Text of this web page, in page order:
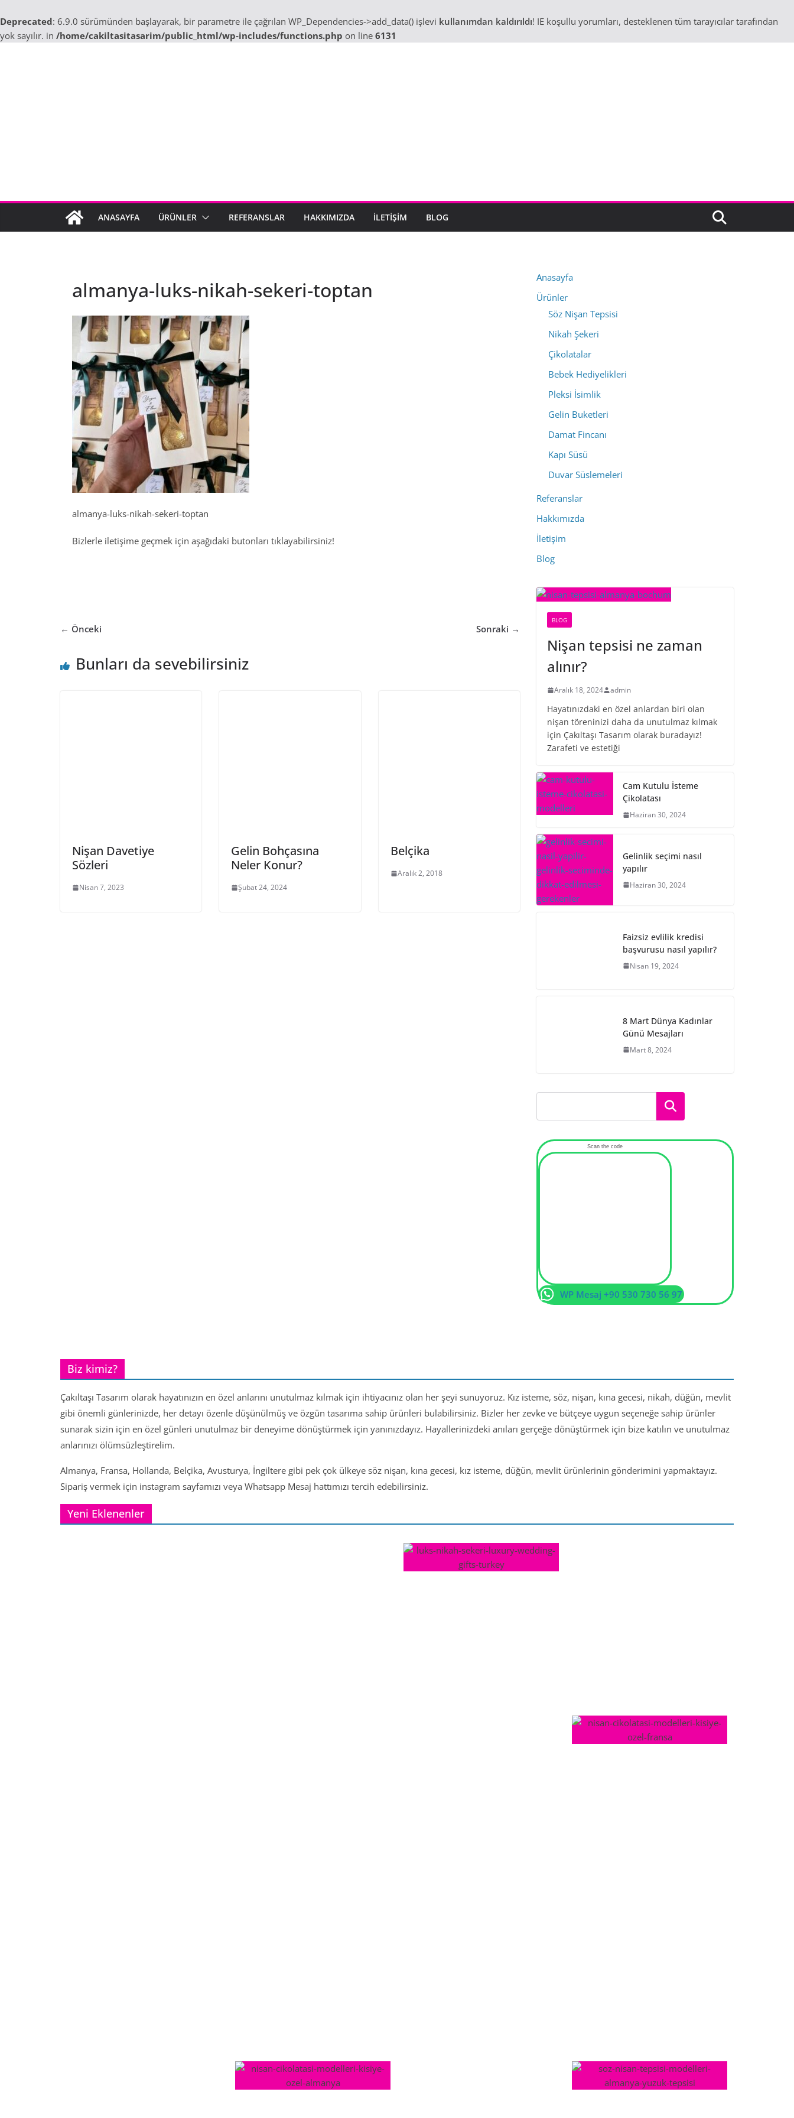
Deprecated: 6.9.0 sürümünden başlayarak, bir parametre ile çağrılan WP_Dependencies->add_data() işlevi kullanımdan kaldırıldı! IE koşullu yorumları, desteklenen tüm tarayıcılar tarafından
yok sayılır. in /home/cakiltasitasarim/public_html/wp-includes/functions.php on line 6131
ANASAYFA ÜRÜNLER REFERANSLAR HAKKIMIZDA İLETIŞIM BLOG
almanya-luks-nikah-sekeri-toptan
almanya-luks-nikah-sekeri-toptan
Bizlerle iletişime geçmek için aşağıdaki butonları tıklayabilirsiniz!
← Önceki Sonraki →
Bunları da sevebilirsiniz
Nişan Davetiye
Sözleri
Nisan 7, 2023
Gelin Bohçasına
Neler Konur?
Şubat 24, 2024
Belçika
Aralık 2, 2018
Anasayfa
Ürünler
Söz Nişan Tepsisi
Nikah Şekeri
Çikolatalar
Bebek Hediyelikleri
Pleksi İsimlik
Gelin Buketleri
Damat Fincanı
Kapı Süsü
Duvar Süslemeleri
Referanslar
Hakkımızda
İletişim
Blog
BLOG
Nişan tepsisi ne zaman
alınır?
Aralık 18, 2024 admin
Hayatınızdaki en özel anlardan biri olan
nişan töreninizi daha da unutulmaz kılmak
için Çakıltaşı Tasarım olarak buradayız!
Zarafeti ve estetiği
Cam Kutulu İsteme
Çikolatası
Haziran 30, 2024
Gelinlik seçimi nasıl
yapılır
Haziran 30, 2024
Faizsiz evlilik kredisi
başvurusu nasıl yapılır?
Nisan 19, 2024
8 Mart Dünya Kadınlar
Günü Mesajları
Mart 8, 2024
Ara
Scan the code
WP Mesaj +90 530 730 56 97
Biz kimiz?
Çakıltaşı Tasarım olarak hayatınızın en özel anlarını unutulmaz kılmak için ihtiyacınız olan her şeyi sunuyoruz. Kız isteme, söz, nişan, kına gecesi, nikah, düğün, mevlit
gibi önemli günlerinizde, her detayı özenle düşünülmüş ve özgün tasarıma sahip ürünleri bulabilirsiniz. Bizler her zevke ve bütçeye uygun seçeneğe sahip ürünler
sunarak sizin için en özel günleri unutulmaz bir deneyime dönüştürmek için yanınızdayız. Hayallerinizdeki anıları gerçeğe dönüştürmek için bize katılın ve unutulmaz
anlarınızı ölümsüzleştirelim.
Almanya, Fransa, Hollanda, Belçika, Avusturya, İngiltere gibi pek çok ülkeye söz nişan, kına gecesi, kız isteme, düğün, mevlit ürünlerinin gönderimini yapmaktayız.
Sipariş vermek için instagram sayfamızı veya Whatsapp Mesaj hattımızı tercih edebilirsiniz.
Yeni Eklenenler